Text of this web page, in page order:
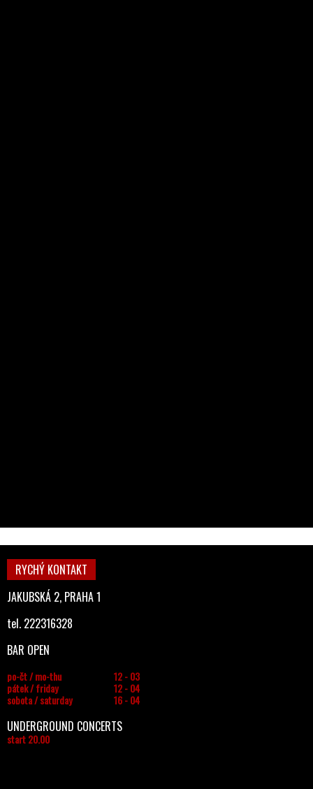
RYCHÝ KONTAKT
JAKUBSKÁ 2, PRAHA 1
tel. 222316328
BAR OPEN
po-čt / mo-thu
12 - 03
pátek / friday
12 - 04
sobota / saturday
16 - 04
UNDERGROUND CONCERTS
start 20.00